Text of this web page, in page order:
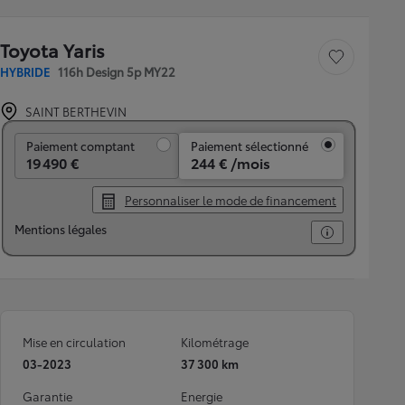
Toyota Yaris
HYBRIDE 116h Design 5p MY22
Sauvegarder le
SAINT BERTHEVIN
Paiement comptant
19 490 €
Paiement sélectionné
244 € /mois
Personnaliser le mode de financement
Mentions légales
Mise en circulation
03-2023
Kilométrage
37 300 km
Garantie
Energie